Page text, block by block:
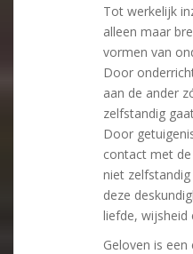
Tot werkelijk
alleen maar
vormen van
Door
aan de ander
zelfstandig
Door
contact met
niet
deze
liefde, wijsheid
Geloven is